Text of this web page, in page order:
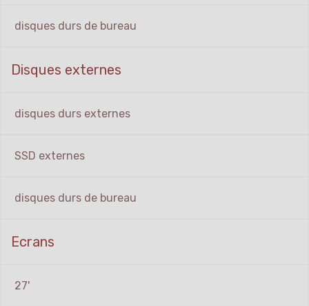
disques durs de bureau
Disques externes
disques durs externes
SSD externes
disques durs de bureau
Ecrans
27'